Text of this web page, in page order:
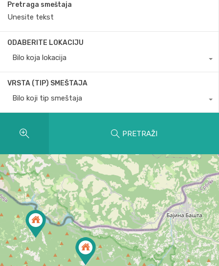
Pretraga smeštaja
ODABERITE LOKACIJU
Bilo koja lokacija
VRSTA (TIP) SMEŠTAJA
Bilo koji tip smeštaja
PRETRAŽI